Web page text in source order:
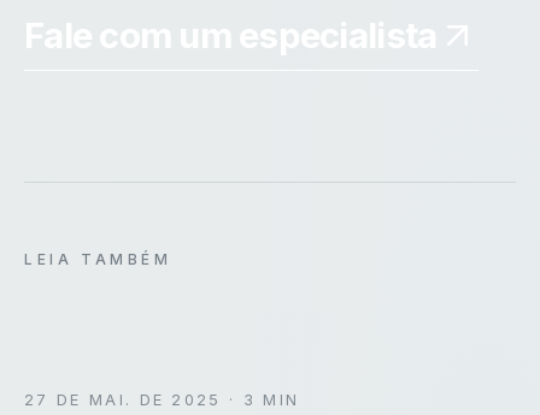
LEIA TAMBÉM
27 DE MAI. DE 2025 · 3 MIN